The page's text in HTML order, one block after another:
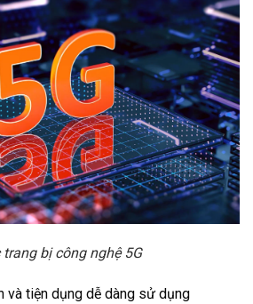
bị công nghệ 5G
và tiện dụng dễ dàng sử dụng